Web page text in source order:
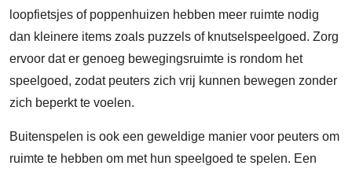
loopfietsjes of poppenhuizen hebben meer ruimte nodig
dan kleinere items zoals puzzels of knutselspeelgoed. Zorg
ervoor dat er genoeg bewegingsruimte is rondom het
speelgoed, zodat peuters zich vrij kunnen bewegen zonder
zich beperkt te voelen.
Buitenspelen is ook een geweldige manier voor peuters om
ruimte te hebben om met hun speelgoed te spelen. Een